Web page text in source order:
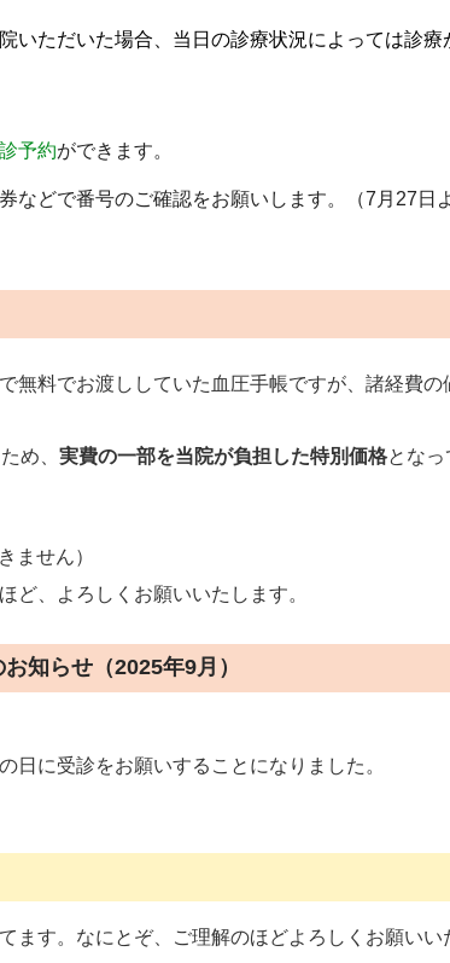
いただいた場合、当日の診療状況によっては診
予約ができます。
どで番号のご確認をお願いします。（7月27日
料でお渡ししていた血圧手帳ですが、諸経費の
め、 実費の一部を当院が負担した特別価格とな
ません）
ど、よろしくお願いいたします。
知らせ（2025年9月）
日に受診をお願いすることになりました。
ます。なにとぞ、ご理解のほどよろしくお願いい